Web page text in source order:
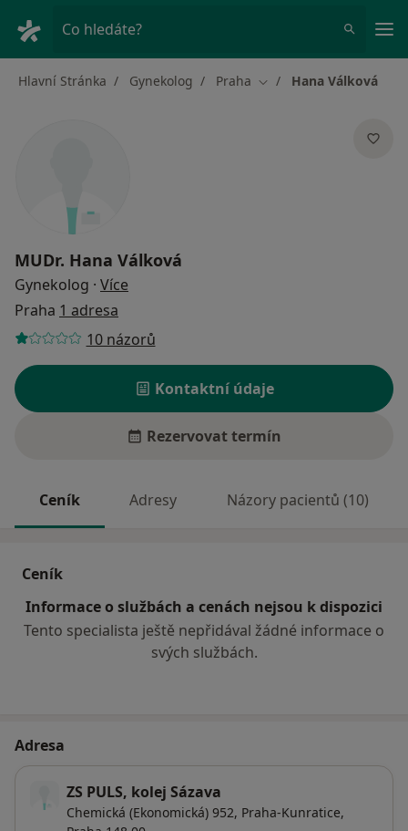
Co hledáte?
Hlavní Stránka Gynekolog Praha Změna města
Hana Válková
MUDr. Hana Válková
Gynekolog · Více
Praha 1 adresa
10 názorů
Kontaktní údaje
Rezervovat termín
Ceník Adresy Názory pacientů (10)
Ceník
Informace o službách a cenách nejsou k dispozici
Tento specialista ještě nepřidával žádné informace o
svých službách.
Adresa
ZS PULS, kolej Sázava
Chemická (Ekonomická) 952, Praha-Kunratice,